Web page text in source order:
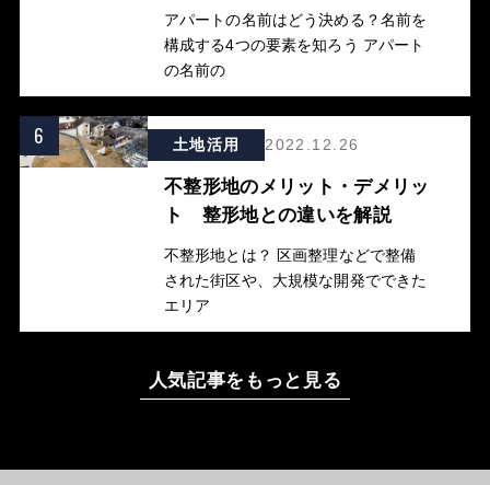
アパートの名前はどう決める？名前を
構成する4つの要素を知ろう アパート
の名前の
6 土地活用 2022.12.26
不整形地のメリット・デメリッ
ト 整形地との違いを解説
不整形地とは？ 区画整理などで整備
された街区や、大規模な開発でできた
エリア
人気記事をもっと見る